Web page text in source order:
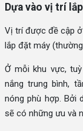
Dựa vào vị trí
Vị trí được đề cập
lắp đặt máy
Ở mỗi khu vực,
nắng trung bình,
nóng phù hợp. Bởi
sẽ có những ưu và